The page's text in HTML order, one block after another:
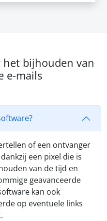
het bijhouden van
e-mails
of een ontvanger
een pixel die is
van de tijd en
geavanceerde
kan ook
op eventuele links